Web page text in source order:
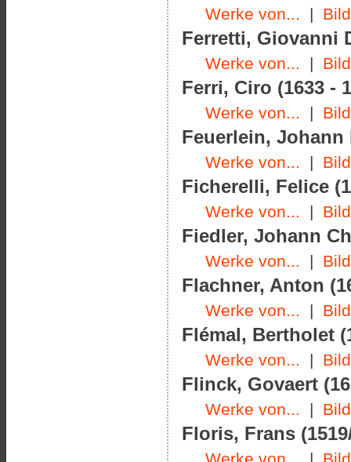
Werke von... |
Ferretti, Giovanni
Werke von... |
Ferri, Ciro (1633 -
Werke von... |
Feuerlein, Johann
Werke von... |
Ficherelli, Felice
Werke von... |
Fiedler, Johann
Werke von... |
Flachner, Anton
Werke von... |
Flémal, Bertholet
Werke von... |
Flinck, Govaert
Werke von... |
Floris, Frans